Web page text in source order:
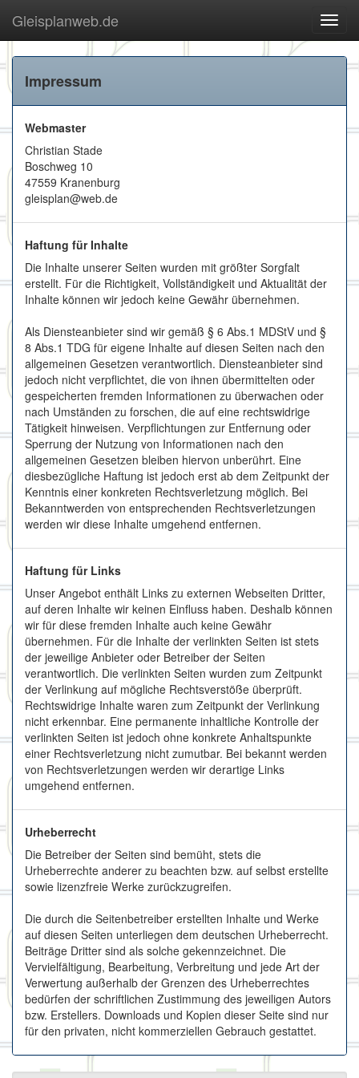
ein-/
Gleisplanweb.de
Impressum
Webmaster
Christian Stade
Boschweg 10
47559 Kranenburg
gleisplan@web.de
Haftung für Inhalte
Die Inhalte unserer Seiten wurden mit größter Sorgfalt
erstellt. Für die Richtigkeit, Vollständigkeit und Aktualität der
Inhalte können wir jedoch keine Gewähr übernehmen.
Als Diensteanbieter sind wir gemäß § 6 Abs.1 MDStV und §
8 Abs.1 TDG für eigene Inhalte auf diesen Seiten nach den
allgemeinen Gesetzen verantwortlich. Diensteanbieter sind
jedoch nicht verpflichtet, die von ihnen übermittelten oder
gespeicherten fremden Informationen zu überwachen oder
nach Umständen zu forschen, die auf eine rechtswidrige
Tätigkeit hinweisen. Verpflichtungen zur Entfernung oder
Sperrung der Nutzung von Informationen nach den
allgemeinen Gesetzen bleiben hiervon unberührt. Eine
diesbezügliche Haftung ist jedoch erst ab dem Zeitpunkt der
Kenntnis einer konkreten Rechtsverletzung möglich. Bei
Bekanntwerden von entsprechenden Rechtsverletzungen
werden wir diese Inhalte umgehend entfernen.
Haftung für Links
Unser Angebot enthält Links zu externen Webseiten Dritter,
auf deren Inhalte wir keinen Einfluss haben. Deshalb können
wir für diese fremden Inhalte auch keine Gewähr
übernehmen. Für die Inhalte der verlinkten Seiten ist stets
der jeweilige Anbieter oder Betreiber der Seiten
verantwortlich. Die verlinkten Seiten wurden zum Zeitpunkt
der Verlinkung auf mögliche Rechtsverstöße überprüft.
Rechtswidrige Inhalte waren zum Zeitpunkt der Verlinkung
nicht erkennbar. Eine permanente inhaltliche Kontrolle der
verlinkten Seiten ist jedoch ohne konkrete Anhaltspunkte
einer Rechtsverletzung nicht zumutbar. Bei bekannt werden
von Rechtsverletzungen werden wir derartige Links
umgehend entfernen.
Urheberrecht
Die Betreiber der Seiten sind bemüht, stets die
Urheberrechte anderer zu beachten bzw. auf selbst erstellte
sowie lizenzfreie Werke zurückzugreifen.
Die durch die Seitenbetreiber erstellten Inhalte und Werke
auf diesen Seiten unterliegen dem deutschen Urheberrecht.
Beiträge Dritter sind als solche gekennzeichnet. Die
Vervielfältigung, Bearbeitung, Verbreitung und jede Art der
Verwertung außerhalb der Grenzen des Urheberrechtes
bedürfen der schriftlichen Zustimmung des jeweiligen Autors
bzw. Erstellers. Downloads und Kopien dieser Seite sind nur
für den privaten, nicht kommerziellen Gebrauch gestattet.